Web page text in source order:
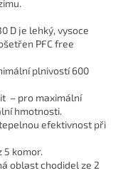
D je lehký, vysoce
PFC free
plnivostí 600
– pro maximální
hmotnosti.
efektivnost při
5 komor.
oblast chodidel ze 2